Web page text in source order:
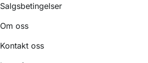
Salgsbetingelser
Om oss
Kontakt oss